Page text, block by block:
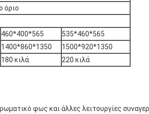
όριο
460*400*565
535*460*565
1400*860*1350
1500*920*1350
180 κιλά 220 κιλά
φως και άλλες λειτουργίες